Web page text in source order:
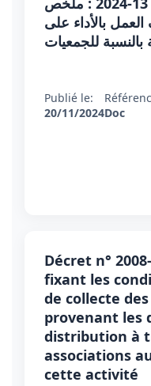
العمل بالأداء على
بالنسبة للجمعيات
Publié le:
20/11/2024Doc
Décret n°
fixant les
de collecte
provenant les
distribution à
associations
cette activité